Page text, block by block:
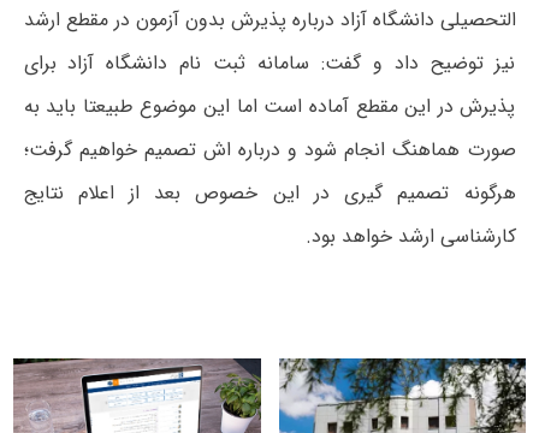
التحصیلی دانشگاه آزاد درباره پذیرش بدون آزمون در مقطع ارشد
نیز توضیح داد و گفت: سامانه ثبت نام دانشگاه آزاد برای
پذیرش در این مقطع آماده است اما این موضوع طبیعتا باید به
صورت هماهنگ انجام شود و درباره اش تصمیم خواهیم گرفت؛
هرگونه تصمیم گیری در این خصوص بعد از اعلام نتایج
کارشناسی ارشد خواهد بود.